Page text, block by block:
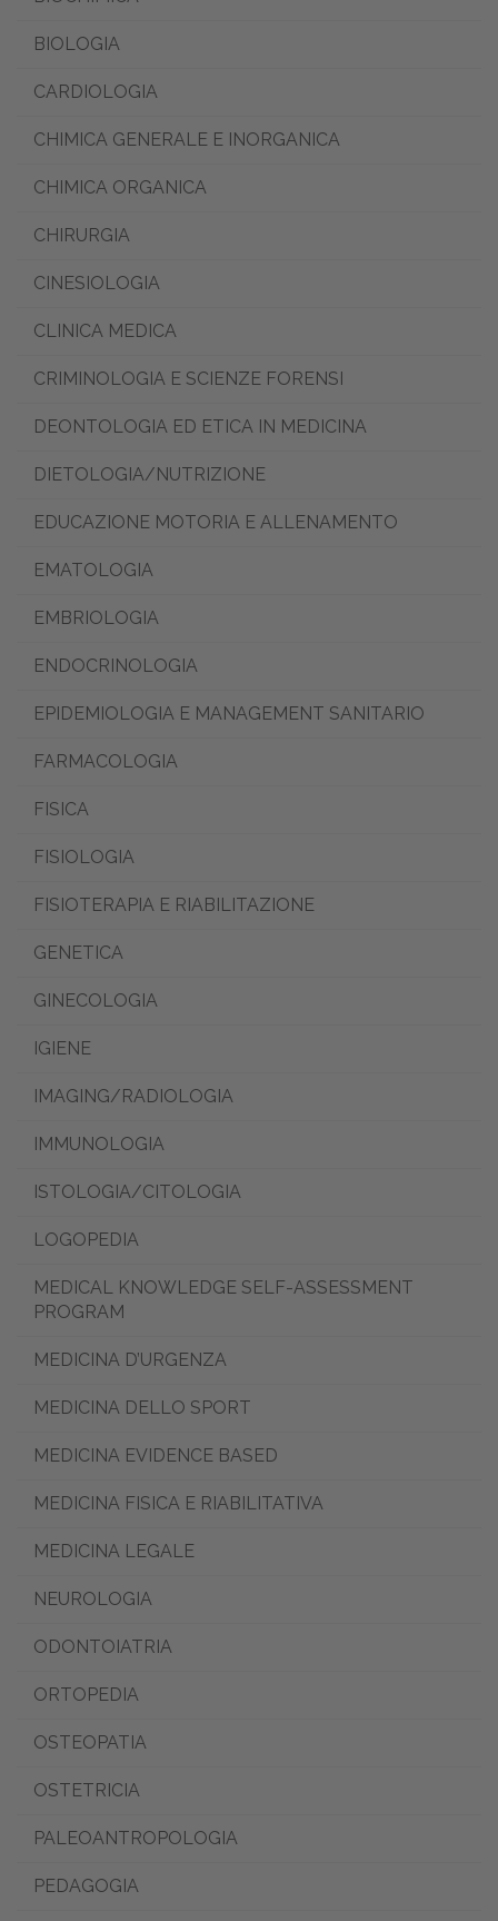
BIOLOGIA
CARDIOLOGIA
CHIMICA GENERALE E INORGANICA
CHIMICA ORGANICA
CHIRURGIA
CINESIOLOGIA
CLINICA MEDICA
CRIMINOLOGIA E SCIENZE FORENSI
DEONTOLOGIA ED ETICA IN MEDICINA
DIETOLOGIA/NUTRIZIONE
EDUCAZIONE MOTORIA E ALLENAMENTO
EMATOLOGIA
EMBRIOLOGIA
ENDOCRINOLOGIA
EPIDEMIOLOGIA E MANAGEMENT SANITARIO
FARMACOLOGIA
FISICA
FISIOLOGIA
FISIOTERAPIA E RIABILITAZIONE
GENETICA
GINECOLOGIA
IGIENE
IMAGING/RADIOLOGIA
IMMUNOLOGIA
ISTOLOGIA/CITOLOGIA
LOGOPEDIA
MEDICAL KNOWLEDGE SELF-ASSESSMENT
PROGRAM
MEDICINA D’URGENZA
MEDICINA DELLO SPORT
MEDICINA EVIDENCE BASED
MEDICINA FISICA E RIABILITATIVA
MEDICINA LEGALE
NEUROLOGIA
ODONTOIATRIA
ORTOPEDIA
OSTEOPATIA
OSTETRICIA
PALEOANTROPOLOGIA
PEDAGOGIA